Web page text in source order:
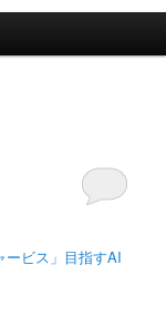
ービス」目指すAI